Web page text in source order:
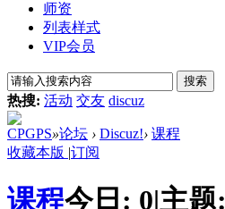
师资
列表样式
VIP会员
搜索
热搜: 活动 交友 discuz
CPGPS»论坛 › Discuz!› 课程
收藏本版 |订阅
课程今日: 0|主题: